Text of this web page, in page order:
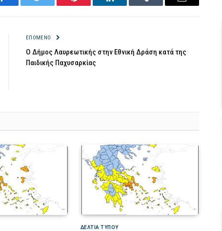
Facebook Twitter Pinterest LinkedIn Tumblr Email
ΕΠΌΜΕΝΟ
Ο Δήμος Λαυρεωτικής στην Εθνική Δράση κατά της
Παιδικής Παχυσαρκίας
ΔΕΛΤΙΑ ΤΥΠΟΥ